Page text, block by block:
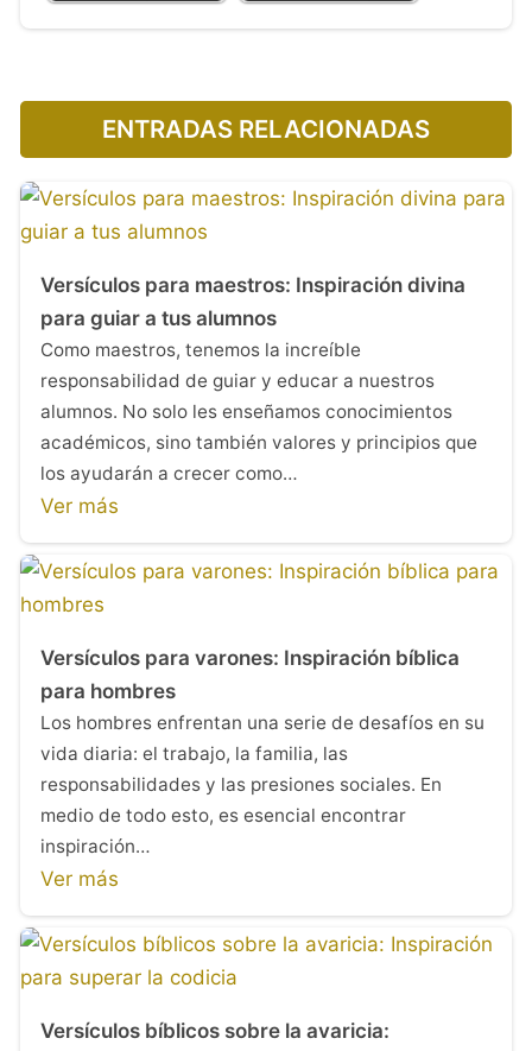
ENTRADAS RELACIONADAS
Versículos para maestros: Inspiración divina
para guiar a tus alumnos
Como maestros, tenemos la increíble
responsabilidad de guiar y educar a nuestros
alumnos. No solo les enseñamos conocimientos
académicos, sino también valores y principios que
los ayudarán a crecer como…
Ver más
Versículos para varones: Inspiración bíblica
para hombres
Los hombres enfrentan una serie de desafíos en su
vida diaria: el trabajo, la familia, las
responsabilidades y las presiones sociales. En
medio de todo esto, es esencial encontrar
inspiración…
Ver más
Versículos bíblicos sobre la avaricia: